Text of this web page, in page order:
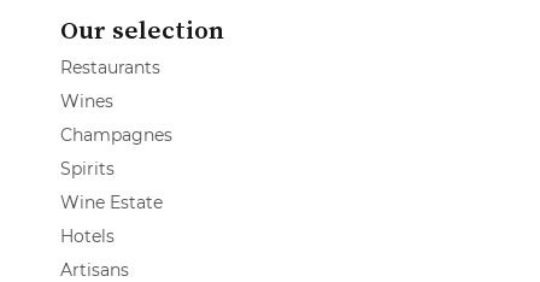
Our selection
Restaurants
Wines
Champagnes
Spirits
Wine Estate
Hotels
Artisans